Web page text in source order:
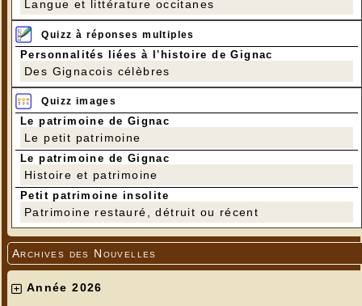
Langue et littérature occitanes
Quizz à réponses multiples
Personnalités liées à l'histoire de Gignac
Des Gignacois célèbres
Quizz images
Le patrimoine de Gignac
Le petit patrimoine
Le patrimoine de Gignac
Histoire et patrimoine
Petit patrimoine insolite
Patrimoine restauré, détruit ou récent
Archives des Nouvelles
Année 2026